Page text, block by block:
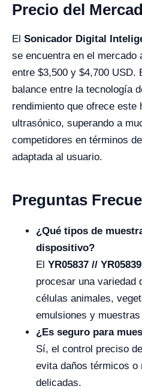
Precio del
El Sonicador Digital
se encuentra en el mercado
entre $3,500 y $4,700 USD.
balance entre la tecnología
rendimiento que ofrece este
ultrasónico, superando a
competidores en términos
adaptada al usuario.
Preguntas
¿Qué tipos de
dispositivo?
El YR05837 // YR05839
procesar una variedad
células animales,
emulsiones y
¿Es seguro para
Sí, el control preciso
evita daños térmicos o
delicadas.